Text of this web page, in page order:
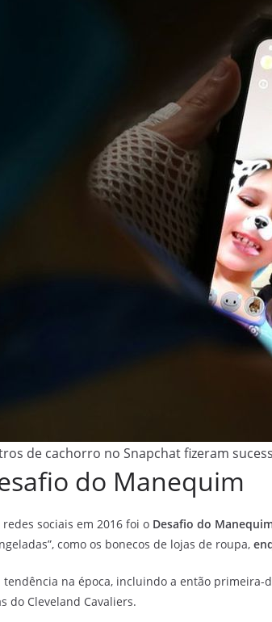
de cachorro no Snapchat fizeram
do Manequim
sociais em 2016 foi o Desafio do
como os bonecos de lojas de roupa,
na época, incluindo a então
do Cleveland Cavaliers.